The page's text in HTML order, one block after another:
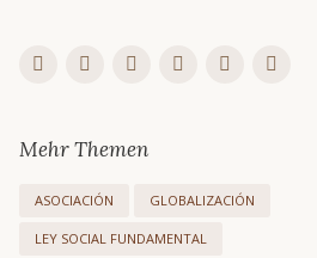
Mehr Themen
ASOCIACIÓN GLOBALIZACIÓN
LEY SOCIAL FUNDAMENTAL